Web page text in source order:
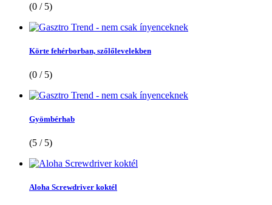
(0 / 5)
Körte fehérborban, szőlőlevelekben
(0 / 5)
Gyömbérhab
(5 / 5)
Aloha Screwdriver koktél